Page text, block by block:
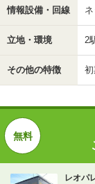
情報設備・回線
立地・環境 2
その他の特徴
レオパ